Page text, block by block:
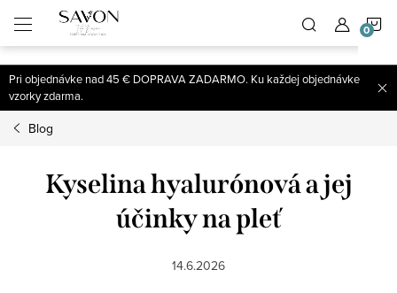
Prejsť
na
obsah
Pri objednávke nad 45 € DOPRAVA ZADARMO. Ku každej objednávke
vzorky zdarma.
Blog
Kyselina hyalurónová a jej
účinky na pleť
14.6.2026